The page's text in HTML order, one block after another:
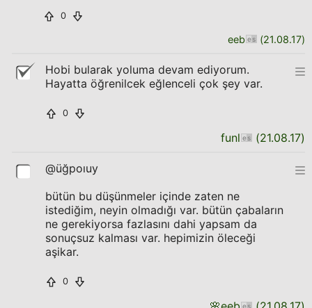
0
eeb (21.08.17)
Hobi bularak yoluma devam ediyorum.
Hayatta öğrenilcek eğlenceli çok şey var.
0
funl (21.08.17)
@üğpoıuy
bütün bu düşünmeler içinde zaten ne
istediğim, neyin olmadığı var. bütün çabaların
ne gerekiyorsa fazlasını dahi yapsam da
sonuçsuz kalması var. hepimizin öleceği
aşikar.
0